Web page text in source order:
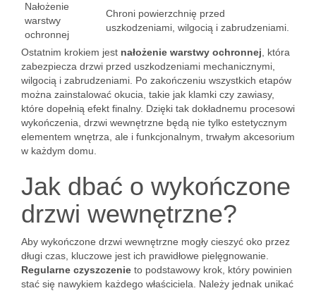
Nałożenie
warstwy
ochronnej
Chroni powierzchnię przed
uszkodzeniami, wilgocią i zabrudzeniami.
Ostatnim krokiem jest nałożenie warstwy ochronnej , która
zabezpiecza drzwi przed uszkodzeniami mechanicznymi,
wilgocią i zabrudzeniami. Po zakończeniu wszystkich etapów
można zainstalować okucia, takie jak klamki czy zawiasy,
które dopełnią efekt finalny. Dzięki tak dokładnemu procesowi
wykończenia, drzwi wewnętrzne będą nie tylko estetycznym
elementem wnętrza, ale i funkcjonalnym, trwałym akcesorium
w każdym domu.
Jak dbać o wykończone
drzwi wewnętrzne?
Aby wykończone drzwi wewnętrzne mogły cieszyć oko przez
długi czas, kluczowe jest ich prawidłowe pielęgnowanie.
Regularne czyszczenie to podstawowy krok, który powinien
stać się nawykiem każdego właściciela. Należy jednak unikać